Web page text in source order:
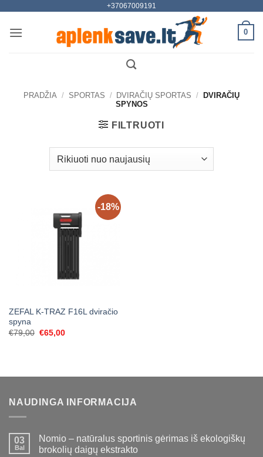
content
+37067009191
0
PRADŽIA / SPORTAS / DVIRAČIŲ SPORTAS /
DVIRAČIŲ
SPYNOS
FILTRUOTI
-18%
ZEFAL K-TRAZ F16L dviračio
spyna
€79,00 Original
price
€65,00Current
NAUDINGA INFORMACIJA
03
Bal
Nomio – natūralus sportinis gėrimas iš ekologiškų
brokolių daigų ekstrakto